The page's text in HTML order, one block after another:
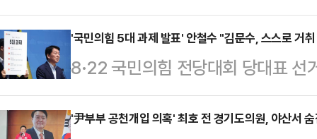
태의 상의 차림은 과하…
결 관련 기사를 올리며 "이 사건은
만, 권위주의적 조직문화에 경종을
하고 주저하는 모든 내부고발자에
검장은 "원고가 아니라 …
시장의 성추행 사건을 옹호하는 등
인사혁신처장이 지난달 발표한 '고
정도면 '무속인'에 가까운 것 아니
페이스북에 최 처장이 발표했던 '
을 게재하며 "이 분(최 처장)을 이(
'국민의힘 5대 과제 발표' 안철수 "김문수, 스스로 거
8·22 국민의힘 전당대회 당대표 선
화 번복으로 당내 극심한 분열과 혼
직을 헌납한 김문수 후보는 스스로
'尹부부 공천개입 의혹' 최호 전 경기도의원, 야산서